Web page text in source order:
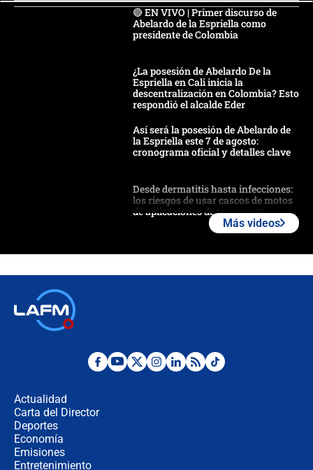
🔴 EN VIVO | Primer discurso de
Abelardo de la Espriella como
presidente de Colombia
¿La posesión de Abelardo De la
Espriella en Cali inicia la
descentralización en Colombia? Esto
respondió el alcalde Eder
Así será la posesión de Abelardo de
la Espriella este 7 de agosto:
cronograma oficial y detalles clave
Desde dermatitis hasta infecciones:
los riesgos de usar cascos de motos
de aplicaciones de transporte
celular? Requisitos, pasos y
Posesión de Abelardo De La Espriella
Más videos
Actualidad
Carta del Director
Deportes
Economía
Emisiones
Entretenimiento